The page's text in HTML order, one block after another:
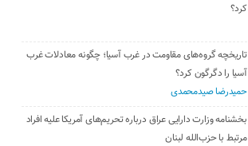
کرد؟
تاریخچه گروه‌های مقاومت در غرب آسیا؛ چگونه معادلات غرب
آسیا را دگرگون کرد؟
حمیدرضا صیدمحمدی
بخشنامه وزارت دارایی عراق درباره تحریم‌های آمریکا علیه افراد
مرتبط با حزب‌الله لبنان